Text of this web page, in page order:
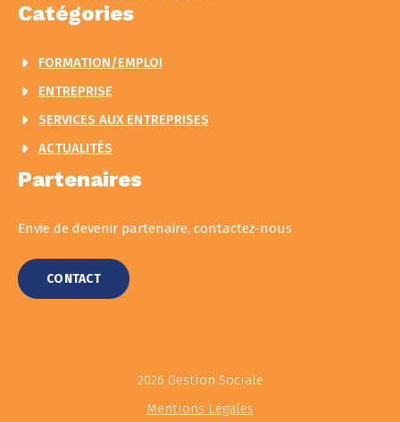
Catégories
FORMATION/EMPLOI
ENTREPRISE
SERVICES AUX ENTREPRISES
ACTUALITÉS
Partenaires
Envie de devenir partenaire, contactez-nous
CONTACT
2026 Gestion Sociale
Mentions Légales